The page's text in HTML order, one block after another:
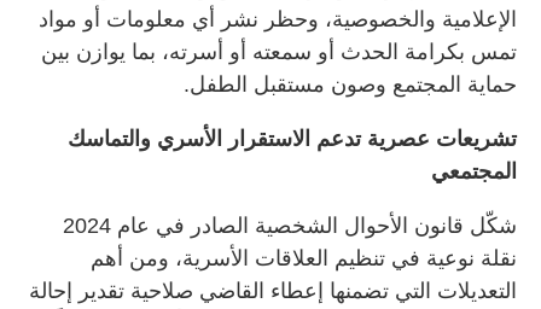
الإعلامية والخصوصية، وحظر نشر أي معلومات أو مواد
تمس بكرامة الحدث أو سمعته أو أسرته، بما يوازن بين
حماية المجتمع وصون مستقبل الطفل.
تشريعات عصرية تدعم الاستقرار الأسري والتماسك
المجتمعي
شكّل قانون الأحوال الشخصية الصادر في عام 2024
نقلة نوعية في تنظيم العلاقات الأسرية، ومن أهم
التعديلات التي تضمنها إعطاء القاضي صلاحية تقدير إحالة